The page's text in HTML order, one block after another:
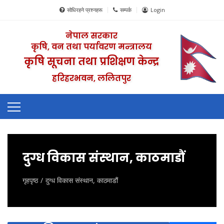
सोधिरहने प्रश्नहरू सम्पर्क Login
नेपाल सरकार
कृषि, वन तथा पर्यावरण मन्त्रालय
कृषि सूचना तथा प्रशिक्षण केन्द्र
हरिहरभवन, ललितपुर
दुग्ध विकास संस्थान, काठमाडौं
गृहपृष्ठ दुग्ध विकास संस्थान, काठमाडौं